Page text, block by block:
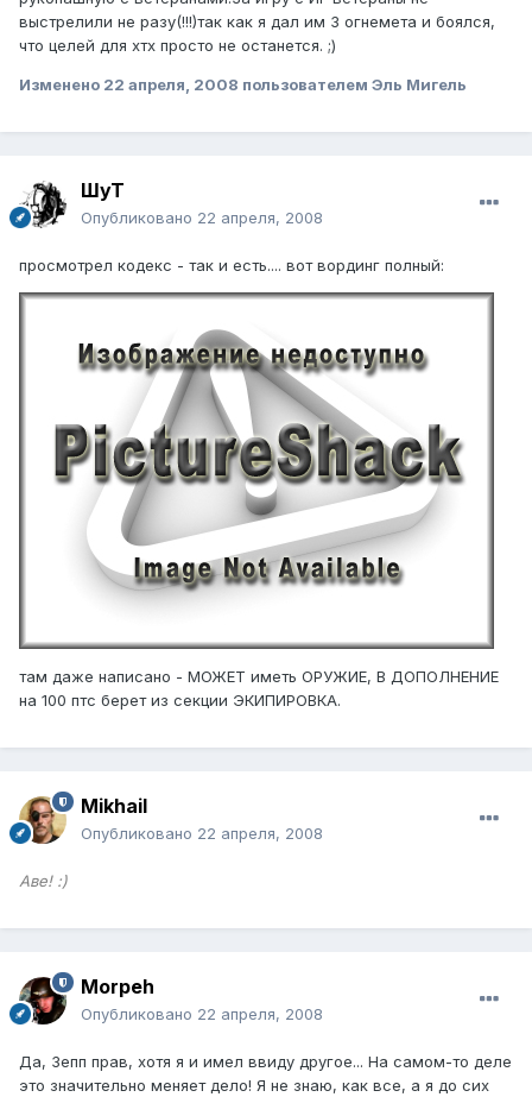
выстрелили не разу(!!!)так как я дал им 3 огнемета и боялся,
что целей для хтх просто не останется. ;)
Изменено 22 апреля, 2008 пользователем Эль Мигель
ШуТ
Опубликовано 22 апреля, 2008
просмотрел кодекс - так и есть.... вот вординг полный:
там даже написано - МОЖЕТ иметь ОРУЖИЕ, В ДОПОЛНЕНИЕ
на 100 птс берет из секции ЭКИПИРОВКА.
Mikhail
Опубликовано 22 апреля, 2008
Аве! :)
Morpeh
Опубликовано 22 апреля, 2008
Да, Зепп прав, хотя я и имел ввиду другое... На самом-то деле
это значительно меняет дело! Я не знаю, как все, а я до сих